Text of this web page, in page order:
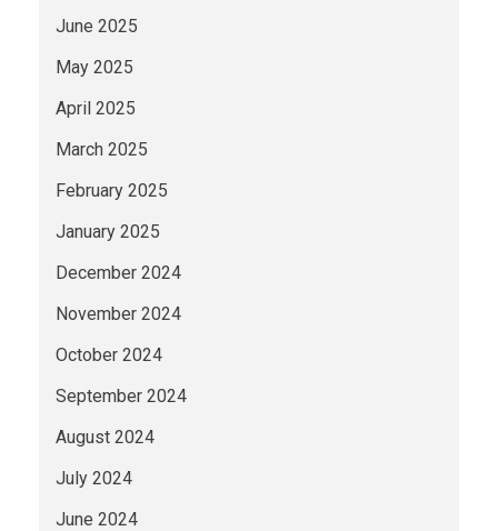
June 2025
May 2025
April 2025
March 2025
February 2025
January 2025
December 2024
November 2024
October 2024
September 2024
August 2024
July 2024
June 2024